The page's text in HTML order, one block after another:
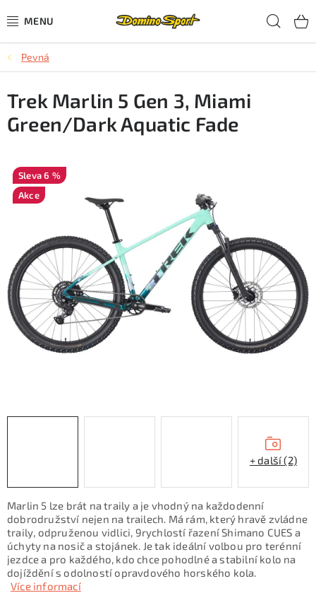
na
CYKLISTIKA
SJEZDOVÉ LYŽOVÁNÍ
SKIALPOVÉ LYŽOVÁNÍ
BĚŽECKÉ LYŽOVÁNÍ
OBLEČENÍ A OBUV
BĚHÁNÍ
TIPY NA DÁRKY
KONTAKTY
ZNAČKY
CYKLO Servis
Pevná
Marlin 5 lze brát na traily a je vhodný na každodenní
dobrodružství nejen na trailech. Má rám, který hravě zvládne
traily, odpruženou vidlici, 9rychlostí řazení Shimano CUES a
úchyty na nosič a stojánek. Je tak ideální volbou pro terénní
jezdce a pro každého, kdo chce pohodlné a stabilní kolo na
dojíždění s odolností opravdového horského kola.
Více informací
Trek Marlin 5 Gen 3, Miami
Green/Dark Aquatic Fade
6 %
Akce
+ další (2)